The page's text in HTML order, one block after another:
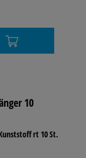
10
rt 10 St.